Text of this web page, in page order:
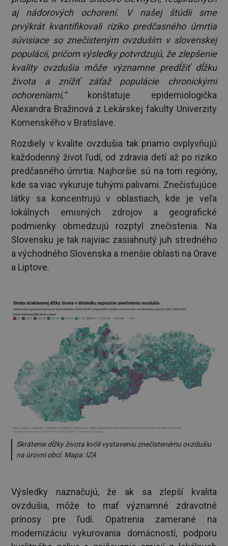
aj nádorových ochorení. V našej štúdii sme
prvýkrát kvantifikovali riziko predčasného úmrtia
súvisiace so znečisteným ovzduším v slovenskej
populácii, pričom výsledky potvrdzujú, že zlepšenie
kvality ovzdušia môže významne predĺžiť dĺžku
života a znížiť záťaž populácie chronickými
ochoreniami,“konštatuje epidemiologička
Alexandra Bražinová z Lekárskej fakulty Univerzity
Komenského v Bratislave.
Rozdiely v kvalite ovzdušia tak priamo ovplyvňujú
každodenný život ľudí, od zdravia detí až po riziko
predčasného úmrtia. Najhoršie sú na tom regióny,
kde sa viac vykuruje tuhými palivami. Znečisťujúce
látky sa koncentrujú v oblastiach, kde je veľa
lokálnych emisných zdrojov a geografické
podmienky obmedzujú rozptyl znečistenia. Na
Slovensku je tak najviac zasiahnutý juh stredného
a východného Slovenska a menšie oblasti na Orave
a Liptove.
Skrátenie dĺžky života kvôli vystaveniu znečistenému ovzdušiu
na úrovni obcí. Mapa: IZA
Výsledky naznačujú, že ak sa zlepší kvalita
ovzdušia, môže to mať významné zdravotné
prínosy pre ľudí. Opatrenia zamerané na
modernizáciu vykurovania domácností, podporu